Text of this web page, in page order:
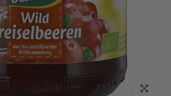
Click